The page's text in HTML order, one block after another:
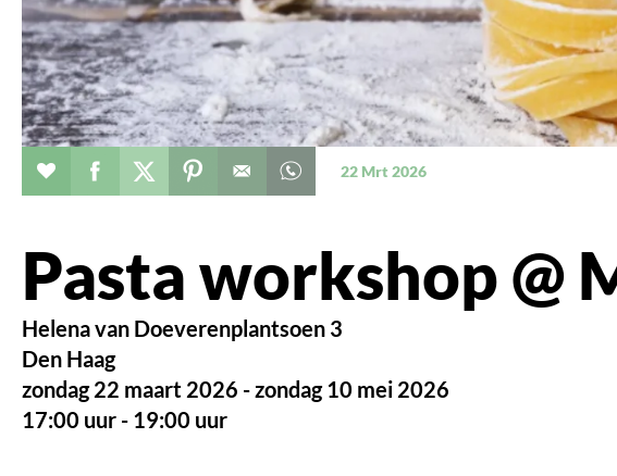
Evenement toevoegen aan favorieten
Deel dit op facebook
Deel dit op twitter
Deel dit op pinterestWhatsapp dit bericht
22 Mrt 2026
Pasta workshop @
Helena van Doeverenplantsoen 3
Den Haag
zondag 22 maart 2026 - zondag 10 mei 2026
17:00 uur - 19:00 uur